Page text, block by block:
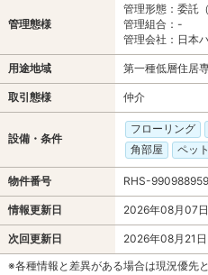
管理態様
管理形態：委託（
管理組合：-
管理会社：日本
用途地域 第一種低層住居
取引態様 仲介
設備・条件
フローリング
角部屋
ペッ
物件番号 RHS-990988959
情報更新日 2026年08月07日
次回更新日
2026年08月21日
※各種情報と差異がある場合は現況優先